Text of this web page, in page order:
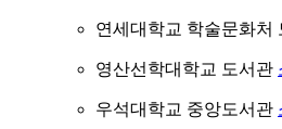
연세대학교 학술문화처
영산선학대학교 도서관
우석대학교 중앙도서관